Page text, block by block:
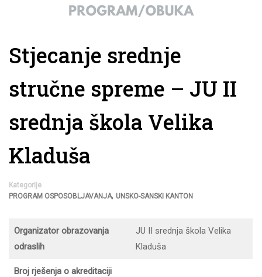
Stjecanje srednje
stručne spreme – JU II
srednja škola Velika
Kladuša
Kategorije
PROGRAM OSPOSOBLJAVANJA, UNSKO-SANSKI KANTON
Organizator obrazovanja
odraslih
JU II srednja škola Velika
Kladuša
Broj rješenja o akreditaciji